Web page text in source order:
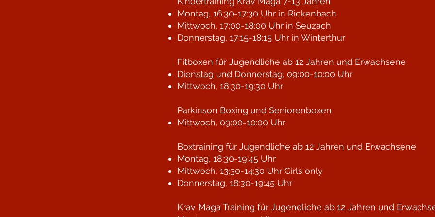
Montag, 16:30-17:30 Uhr in Rickenbach
Mittwoch, 17:00-18:00 Uhr in Seuzach
Donnerstag, 17:15-18:15 Uhr in Winterthur
Fitboxen für Jugendliche ab 12 Jahren und Erwachsene
Dienstag und Donnerstag, 09:00-10:00 Uhr
Mittwoch, 18:30-19:30 Uhr
Parkinson Boxing und Seniorenboxen
Mittwoch, 09:00-10:00 Uhr
Boxtraining für Jugendliche ab 12 Jahren und Erwachsene
Montag, 18:30-19:45 Uhr
Mittwoch, 13:30-14:30 Uhr Girls only
Donnerstag, 18:30-19:45 Uhr
Krav Maga Training für Jugendliche ab 12 Jahren und